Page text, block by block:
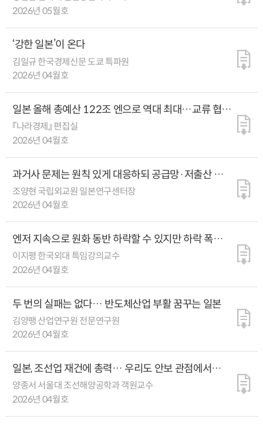
2026년 05월호
‘강한 일본’이 온다
김일규 한국경제신문 도쿄 특파원
2026년 04월호
일본 올해 총예산 122조 엔으로 역대 최대…교류 협력
필요 분야 1순위는 ‘경제·기술
『나라경제』 편집실
2026년 04월호
과거사 문제는 원칙 있게 대응하되 공급망·저출산 등
공통 문제엔 긴밀한 협력을
조양현 국립외교원 일본연구센터장
2026년 04월호
엔저 지속으로 원화 동반 하락할 수 있지만 하락 폭은
제한적일 것
이지평 한국외대 특임강의교수
2026년 04월호
두 번의 실패는 없다… 반도체산업 부활 꿈꾸는 일본
김양팽 산업연구원 전문연구원
2026년 04월호
일본, 조선업 재건에 총력… 우리도 안보 관점에서
조선업 지원 강화해야
양종서 서울대 조선해양공학과 객원교수
2026년 04월호